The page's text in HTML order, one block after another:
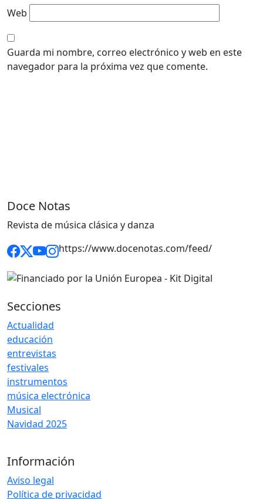
Web
Guarda mi nombre, correo electrónico y web en este
navegador para la próxima vez que comente.
Doce Notas
Revista de música clásica y danza
https://www.docenotas.com/feed/
Secciones
Actualidad
educación
entrevistas
festivales
instrumentos
música electrónica
Musical
Navidad 2025
Información
Aviso legal
Política de privacidad